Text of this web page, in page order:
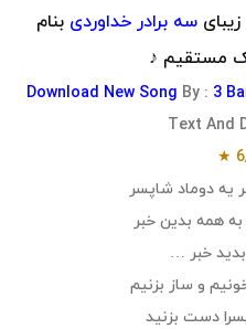
زیبایسه برادر خداوردی بنام
مستقیم ♪
Download New Song By : 3
Text And
★
دوماد شاپسر
به همه بدین خبر
خبر …
دست بزنید